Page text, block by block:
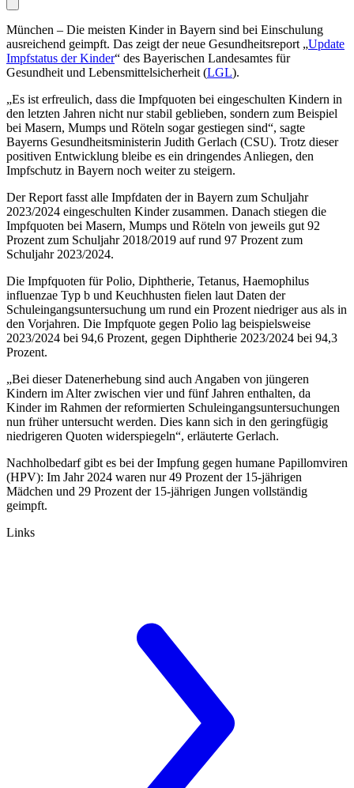
München – Die meisten Kinder in Bayern sind bei Einschulung
ausreichend geimpft. Das zeigt der neue Gesundheitsreport „Update
Impfstatus der Kinder“ des Bayerischen Landesamtes für
Gesundheit und Lebensmittelsicherheit (LGL).
„Es ist erfreulich, dass die Impfquoten bei eingeschulten Kindern in
den letzten Jahren nicht nur stabil geblieben, sondern zum Beispiel
bei Masern, Mumps und Röteln sogar gestiegen sind“, sagte
Bayerns Gesundheitsministerin Judith Gerlach (CSU). Trotz dieser
positiven Entwicklung bleibe es ein dringendes Anliegen, den
Impfschutz in Bayern noch weiter zu steigern.
Der Report fasst alle Impfdaten der in Bayern zum Schuljahr
2023/2024 eingeschulten Kinder zusammen. Danach stiegen die
Impfquoten bei Masern, Mumps und Röteln von jeweils gut 92
Prozent zum Schuljahr 2018/2019 auf rund 97 Prozent zum
Schuljahr 2023/2024.
Die Impfquoten für Polio, Diphtherie, Tetanus, Haemophilus
influenzae Typ b und Keuchhusten fielen laut Daten der
Schuleingangsuntersuchung um rund ein Prozent niedriger aus als in
den Vorjahren. Die Impfquote gegen Polio lag beispielsweise
2023/2024 bei 94,6 Prozent, gegen Diphtherie 2023/2024 bei 94,3
Prozent.
„Bei dieser Datenerhebung sind auch Angaben von jüngeren
Kindern im Alter zwischen vier und fünf Jahren enthalten, da
Kinder im Rahmen der reformierten Schuleingangsuntersuchungen
nun früher untersucht werden. Dies kann sich in den geringfügig
niedrigeren Quoten widerspiegeln“, erläuterte Gerlach.
Nachholbedarf gibt es bei der Impfung gegen humane Papillomviren
(HPV): Im Jahr 2024 waren nur 49 Prozent der 15-jährigen
Mädchen und 29 Prozent der 15-jährigen Jungen vollständig
geimpft.
Links